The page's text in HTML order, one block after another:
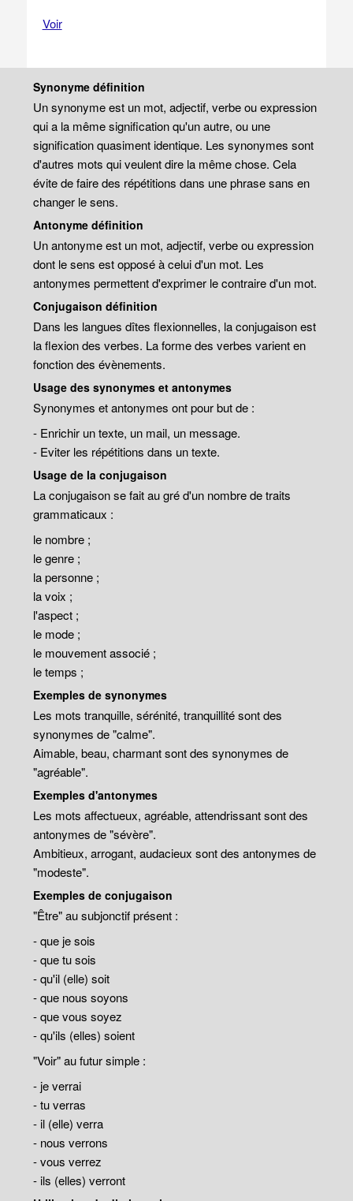
Voir
Synonyme définition
Un synonyme est un mot, adjectif, verbe ou expression
qui a la même signification qu'un autre, ou une
signification quasiment identique. Les synonymes sont
d'autres mots qui veulent dire la même chose. Cela
évite de faire des répétitions dans une phrase sans en
changer le sens.
Antonyme définition
Un antonyme est un mot, adjectif, verbe ou expression
dont le sens est opposé à celui d'un mot. Les
antonymes permettent d'exprimer le contraire d'un mot.
Conjugaison définition
Dans les langues dîtes flexionnelles, la conjugaison est
la flexion des verbes. La forme des verbes varient en
fonction des évènements.
Usage des synonymes et antonymes
Synonymes et antonymes ont pour but de :
- Enrichir un texte, un mail, un message.
- Eviter les répétitions dans un texte.
Usage de la conjugaison
La conjugaison se fait au gré d'un nombre de traits
grammaticaux :
le nombre ;
le genre ;
la personne ;
la voix ;
l'aspect ;
le mode ;
le mouvement associé ;
le temps ;
Exemples de synonymes
Les mots tranquille, sérénité, tranquillité sont des
synonymes de "calme".
Aimable, beau, charmant sont des synonymes de
"agréable".
Exemples d'antonymes
Les mots affectueux, agréable, attendrissant sont des
antonymes de "sévère".
Ambitieux, arrogant, audacieux sont des antonymes de
"modeste".
Exemples de conjugaison
"Être" au subjonctif présent :
- que je sois
- que tu sois
- qu'il (elle) soit
- que nous soyons
- que vous soyez
- qu'ils (elles) soient
"Voir" au futur simple :
- je verrai
- tu verras
- il (elle) verra
- nous verrons
- vous verrez
- ils (elles) verront